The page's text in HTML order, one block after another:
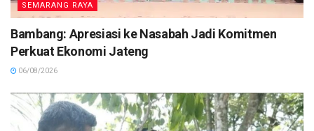
SEMARANG RAYA
Bambang: Apresiasi ke Nasabah Jadi Komitmen
Perkuat Ekonomi Jateng
06/08/2026